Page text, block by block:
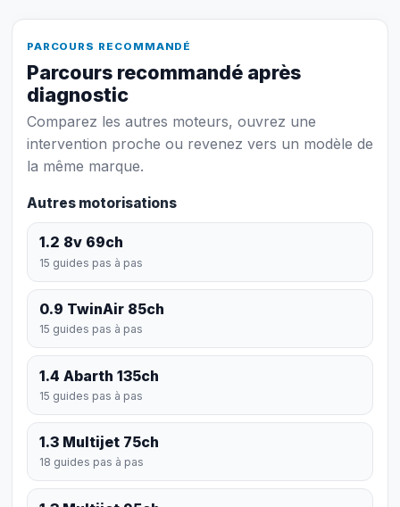
PARCOURS RECOMMANDÉ
Parcours recommandé après
diagnostic
Comparez les autres moteurs, ouvrez une
intervention proche ou revenez vers un modèle de
la même marque.
Autres motorisations
1.2 8v 69ch
15 guides pas à pas
0.9 TwinAir 85ch
15 guides pas à pas
1.4 Abarth 135ch
15 guides pas à pas
1.3 Multijet 75ch
18 guides pas à pas